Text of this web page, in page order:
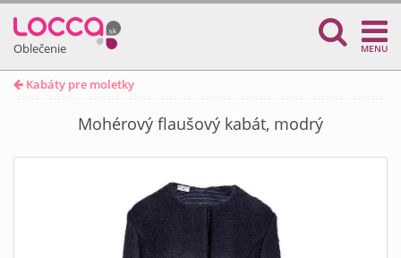
Oblečenie MENU
Kabáty pre moletky
Mohérový flaušový kabát, modrý